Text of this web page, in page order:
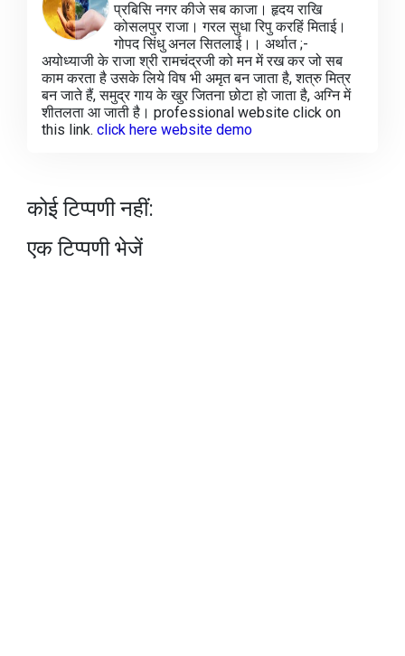
प्रबिसि नगर कीजे सब काजा। हृदय राखि
कोसलपुर राजा। गरल सुधा रिपु करहिं मिताई।
गोपद सिंधु अनल सितलाई।। अर्थात ;-
अयोध्याजी के राजा श्री रामचंद्रजी को मन में रख कर जो सब
काम करता है उसके लिये विष भी अमृत बन जाता है, शत्रु मित्र
बन जाते हैं, समुद्र गाय के खुर जितना छोटा हो जाता है, अग्नि में
शीतलता आ जाती है। professional website click on
this link. click here website demo
कोई टिप्पणी नहीं:
एक टिप्पणी भेजें